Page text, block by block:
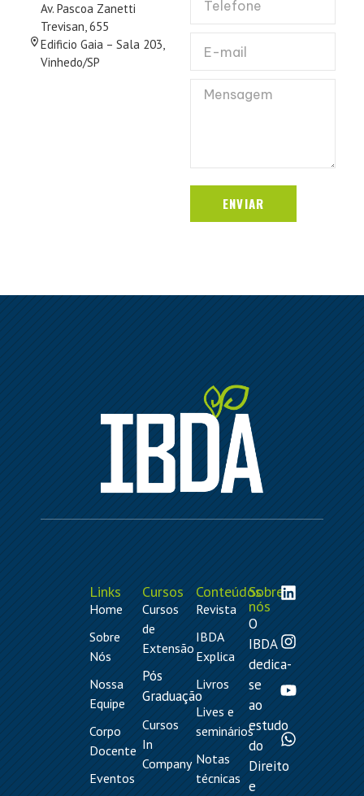
Av. Pascoa Zanetti
Trevisan, 655
Edificio Gaia – Sala 203,
Vinhedo/SP
ENVIAR
Links
Home
Sobre
Nós
Nossa
Equipe
Corpo
Docente
Eventos
Cursos
Cursos
de
Extensão
Pós
Graduação
Cursos
In
Company
Conteúdos
Revista
IBDA
Explica
Livros
Lives e
seminários
Notas
técnicas
Sobre
nós
O
IBDA
dedica-
se
ao
estudo
do
Direito
e